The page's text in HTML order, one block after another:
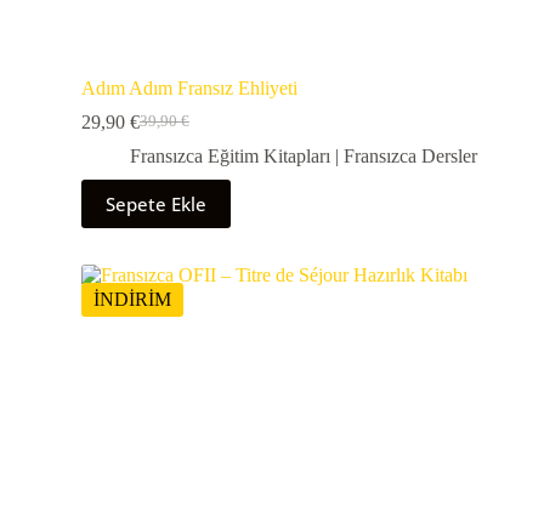
Adım Adım Fransız Ehliyeti
39,90€
29,90 €
Fransızca Eğitim Kitapları | Fransızca Dersler
Sepete Ekle
İNDİRİM